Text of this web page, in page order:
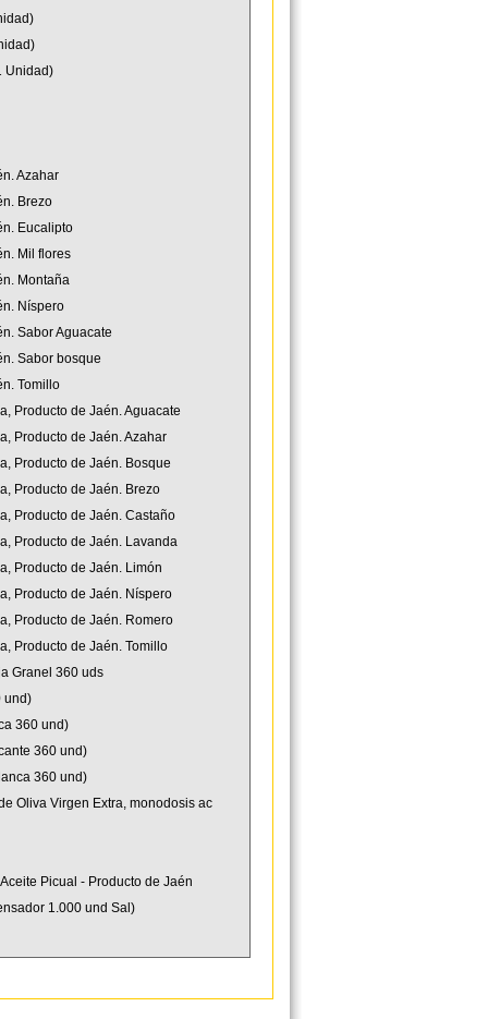
Unidad)
Azahar
Brezo
Eucalipto
Mil flores
Montaña
Níspero
Sabor Aguacate
Sabor bosque
Tomillo
Producto de Jaén. Aguacate
Producto de Jaén. Azahar
Producto de Jaén. Bosque
Producto de Jaén. Brezo
Producto de Jaén. Castaño
Producto de Jaén. Lavanda
Producto de Jaén. Limón
Producto de Jaén. Níspero
Producto de Jaén. Romero
Producto de Jaén. Tomillo
Granel 360 uds
und)
360 und)
360 und)
360 und)
Oliva Virgen Extra, monodosis ac
Picual - Producto de Jaén
1.000 und Sal)